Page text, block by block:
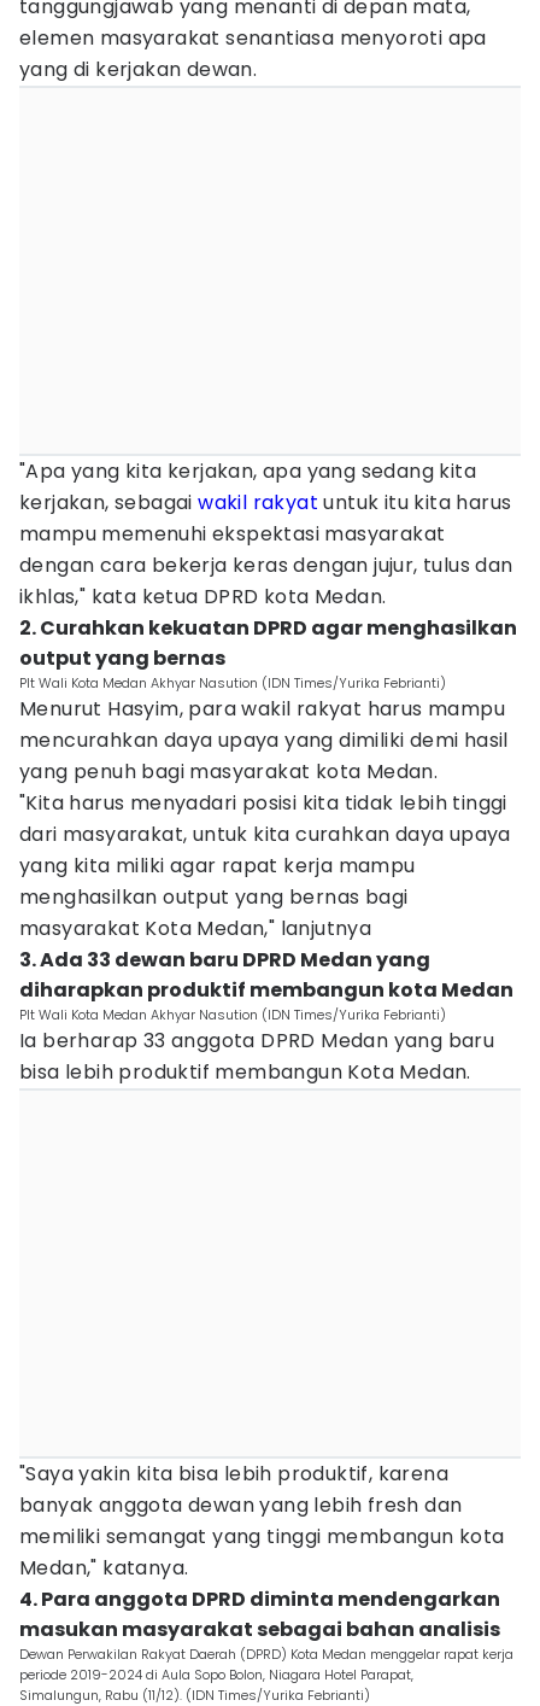
tanggungjawab yang menanti di depan mata,
elemen masyarakat senantiasa menyoroti apa
yang di kerjakan dewan.
"Apa yang kita kerjakan, apa yang sedang kita
kerjakan, sebagaiwakil rakyat untuk itu kita harus
mampu memenuhi ekspektasi masyarakat
dengan cara bekerja keras dengan jujur, tulus dan
ikhlas," kata ketua DPRD kota Medan.
2. Curahkan kekuatan DPRD agar menghasilkan
output yang bernas
Plt Wali Kota Medan Akhyar Nasution (IDN Times/Yurika Febrianti)
Menurut Hasyim, para wakil rakyat harus mampu
mencurahkan daya upaya yang dimiliki demi hasil
yang penuh bagi masyarakat kota Medan.
"Kita harus menyadari posisi kita tidak lebih tinggi
dari masyarakat, untuk kita curahkan daya upaya
yang kita miliki agar rapat kerja mampu
menghasilkan output yang bernas bagi
masyarakat Kota Medan," lanjutnya
3. Ada 33 dewan baru DPRD Medan yang
diharapkan produktif membangun kota Medan
Plt Wali Kota Medan Akhyar Nasution (IDN Times/Yurika Febrianti)
Ia berharap 33 anggota DPRD Medan yang baru
bisa lebih produktif membangun Kota Medan.
"Saya yakin kita bisa lebih produktif, karena
banyak anggota dewan yang lebih fresh dan
memiliki semangat yang tinggi membangun kota
Medan," katanya.
4. Para anggota DPRD diminta mendengarkan
masukan masyarakat sebagai bahan analisis
Dewan Perwakilan Rakyat Daerah (DPRD) Kota Medan menggelar rapat kerja
periode 2019-2024 di Aula Sopo Bolon, Niagara Hotel Parapat,
Simalungun, Rabu (11/12). (IDN Times/Yurika Febrianti)